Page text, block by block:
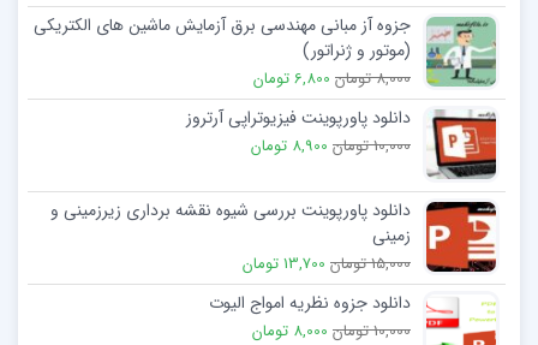
جزوه آز مبانی مهندسی برق آزمایش ماشین های الکتریکی
(موتور و ژنراتور)
8,000 تومان 6,800 تومان
دانلود پاورپوینت فیزیوتراپی آرتروز
10,000 تومان 8,900 تومان
دانلود پاورپوینت بررسی شیوه نقشه برداری زیرزمینی و
زمینی
15,000 تومان 13,700 تومان
دانلود جزوه نظریه امواج الیوت
10,000 تومان 8,000 تومان